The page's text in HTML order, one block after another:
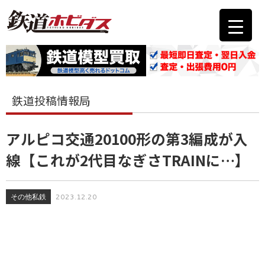
鉄道投稿情報局
アルピコ交通20100形の第3編成が入
線【これが2代目なぎさTRAINに…】
その他私鉄 2023.12.20